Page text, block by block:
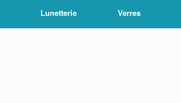
Lunetterie Verres